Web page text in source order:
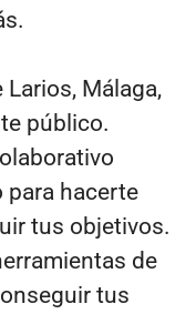
Málaga,
público.
hacerte
tus objetivos.
de
tus